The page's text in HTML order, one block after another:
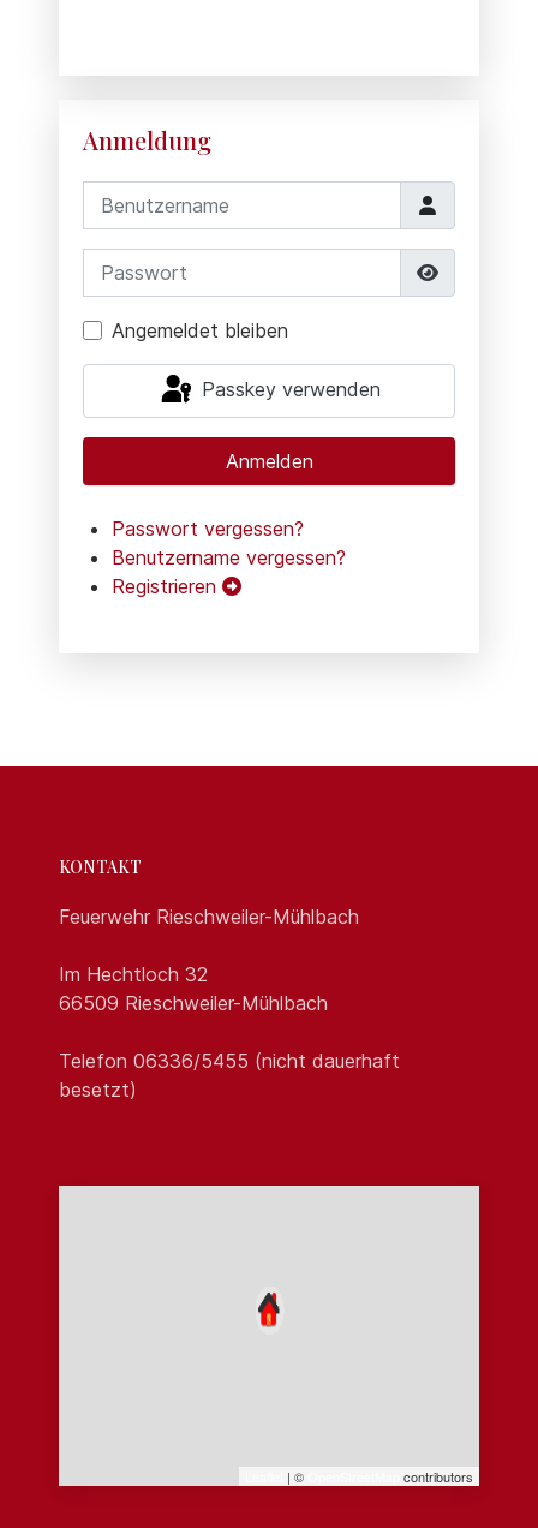
Anmeldung
Benutzername
Passwort
Angemeldet bleiben
Passkey verwenden
Anmelden
Passwort vergessen?
Benutzername vergessen?
Registrieren
KONTAKT
Feuerwehr Rieschweiler-Mühlbach
Im Hechtloch 32
66509 Rieschweiler-Mühlbach
Telefon 06336/5455 (nicht dauerhaft
besetzt)
| © contributors